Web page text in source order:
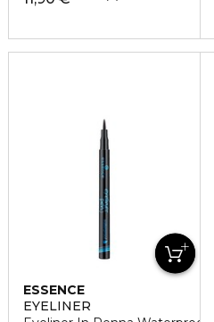
ESSENCE
EYELINER